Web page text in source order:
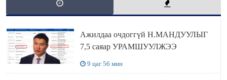
Ажилдаа очдоггүй Н.МАНДУУЛЫГ
7,5 саяар УРАМШУУЛЖЭЭ
9 цаг 56 мин